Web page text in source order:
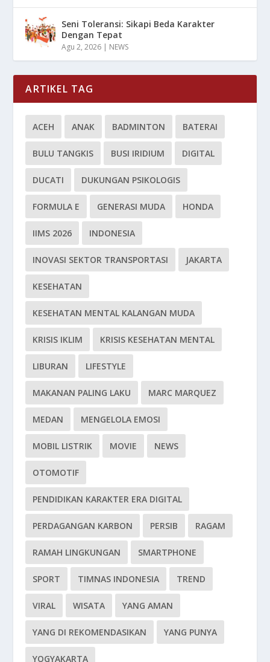
Seni Toleransi: Sikapi Beda Karakter
Dengan Tepat
Agu 2, 2026 | NEWS
ARTIKEL TAG
ACEH ANAK BADMINTON BATERAI
BULU TANGKIS BUSI IRIDIUM DIGITAL
DUCATI DUKUNGAN PSIKOLOGIS
FORMULA E GENERASI MUDA HONDA
IIMS 2026 INDONESIA
INOVASI SEKTOR TRANSPORTASI JAKARTA
KESEHATAN
KESEHATAN MENTAL KALANGAN MUDA
KRISIS IKLIM KRISIS KESEHATAN MENTAL
LIBURAN LIFESTYLE
MAKANAN PALING LAKU MARC MARQUEZ
MEDAN MENGELOLA EMOSI
MOBIL LISTRIK MOVIE NEWS
OTOMOTIF
PENDIDIKAN KARAKTER ERA DIGITAL
PERDAGANGAN KARBON PERSIB RAGAM
RAMAH LINGKUNGAN SMARTPHONE
SPORT TIMNAS INDONESIA TREND
VIRAL WISATA YANG AMAN
YANG DI REKOMENDASIKAN YANG PUNYA
YOGYAKARTA